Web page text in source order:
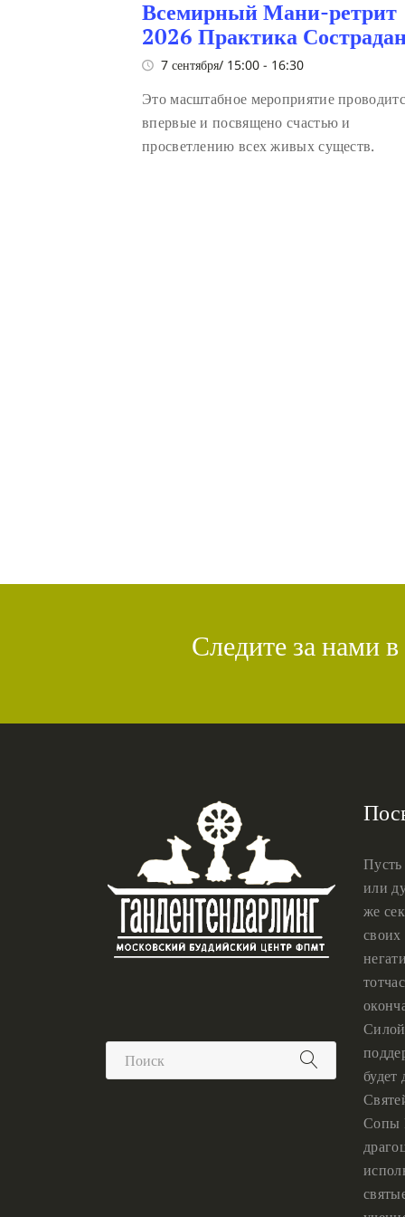
Всемирный Мани-ретрит
2026 Практика
7 сентября/ 15:00 - 16:30
Это масштабное мероприятие
впервые и посвящено счастью и
просветлению всех живых существ.
Следите за нами в
или
же
своих
будет
Сопы